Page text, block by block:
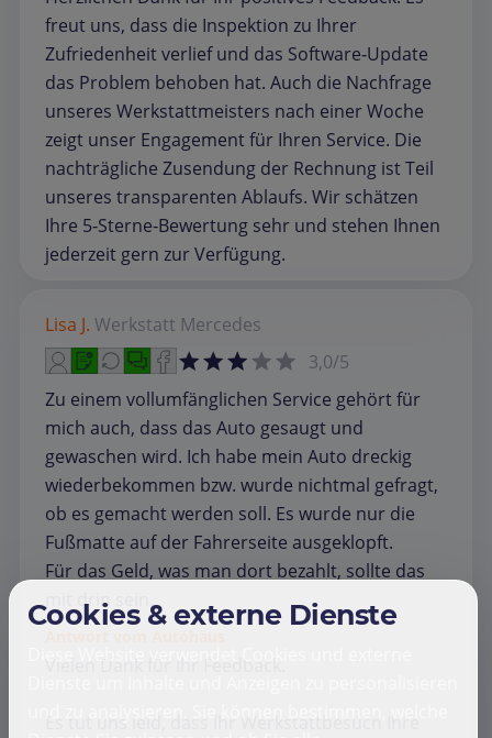
freut uns, dass die Inspektion zu Ihrer
Zufriedenheit verlief und das Software‑Update
das Problem behoben hat. Auch die Nachfrage
unseres Werkstattmeisters nach einer Woche
zeigt unser Engagement für Ihren Service. Die
nachträgliche Zusendung der Rechnung ist Teil
unseres transparenten Ablaufs. Wir schätzen
Ihre 5‑Sterne‑Bewertung sehr und stehen Ihnen
jederzeit gern zur Verfügung.
Lisa J. Werkstatt Mercedes
3,0/5
Zu einem vollumfänglichen Service gehört für
mich auch, dass das Auto gesaugt und
gewaschen wird. Ich habe mein Auto dreckig
wiederbekommen bzw. wurde nichtmal gefragt,
ob es gemacht werden soll. Es wurde nur die
Fußmatte auf der Fahrerseite ausgeklopft.
Für das Geld, was man dort bezahlt, sollte das
mit drin sein.
Vielen Dank für Ihr Feedback.
Es tut uns leid, dass Ihr Werkstattbesuch Ihre
Cookies & externe Dienste
Diese Website verwendet Cookies und externe